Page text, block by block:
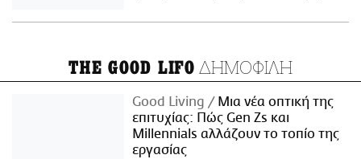
THE GOOD LIFO ΔΗΜΟΦΙΛΗ
Good Living
Μια νέα οπτική της
επιτυχίας: Πώς Gen Zs και
Millennials αλλάζουν το τοπίο της
εργασίας